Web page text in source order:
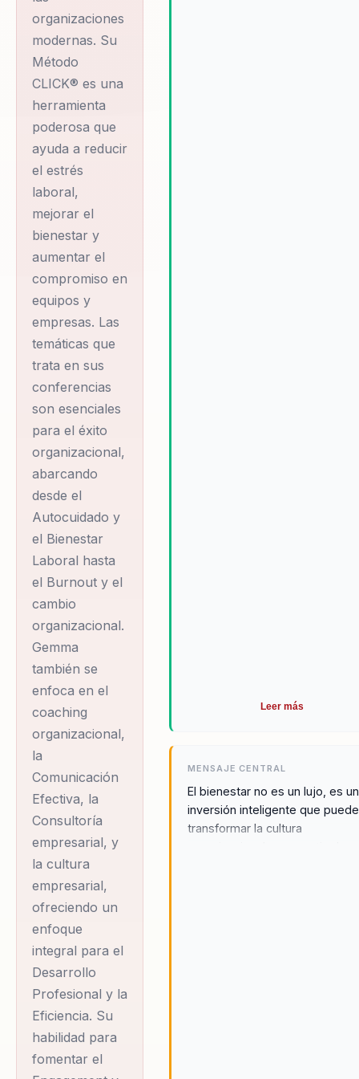
organizaciones
modernas. Su
Método
CLICK® es una
herramienta
poderosa que
ayuda a reducir
el estrés
laboral,
mejorar el
bienestar y
aumentar el
compromiso en
equipos y
empresas. Las
temáticas que
trata en sus
conferencias
son esenciales
para el éxito
organizacional,
abarcando
desde el
Autocuidado y
el Bienestar
Laboral hasta
el Burnout y el
cambio
organizacional.
Gemma
también se
enfoca en el
coaching
organizacional,
la
Comunicación
Efectiva, la
Consultoría
empresarial, y
la cultura
empresarial,
ofreciendo un
enfoque
integral para el
Desarrollo
Profesional y la
Eficiencia. Su
habilidad para
fomentar el
Leer más
MENSAJE CENTRAL
El bienestar no es un lujo, es
inversión inteligente que puede
transformar la cultura